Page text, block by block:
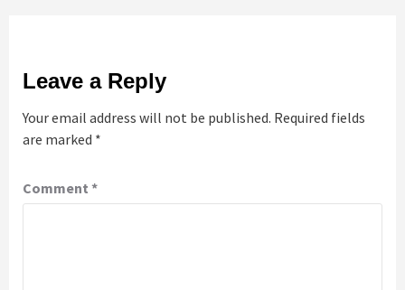
Leave a Reply
Your email address will not be published. Required fields
are marked *
Comment *